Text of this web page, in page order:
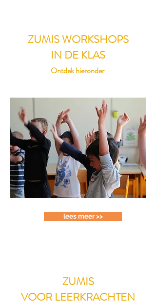
ZUMIS WORKSHOPS
IN DE KLAS
Ontdek hieronder
lees meer >>
ZUMIS
VOOR LEERKRACHTEN